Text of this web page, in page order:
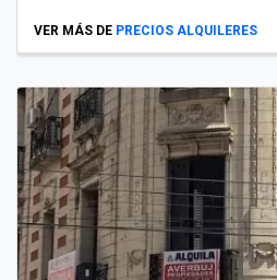
VER MÁS DE PRECIOS ALQUILERES